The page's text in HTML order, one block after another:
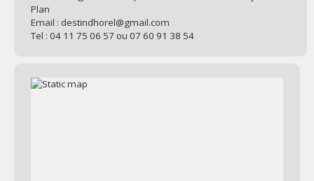
Plan
Email : destindhorel@gmail.com
Tel : 04 11 75 06 57 ou 07 60 91 38 54